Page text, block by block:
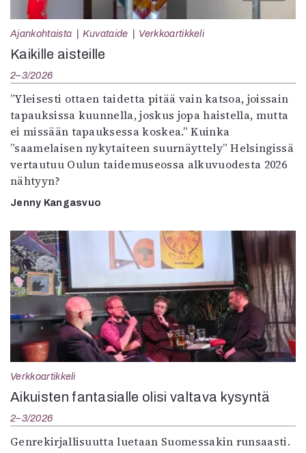
Ajankohtaista Kuvataide Verkkoartikkeli
Kaikille aisteille
2–3/2026
”Yleisesti ottaen taidetta pitää vain katsoa, joissain
tapauksissa kuunnella, joskus jopa haistella, mutta
ei missään tapauksessa koskea.” Kuinka
”saamelaisen nykytaiteen suurnäyttely” Helsingissä
vertautuu Oulun taidemuseossa alkuvuodesta 2026
nähtyyn?
Jenny Kangasvuo
Verkkoartikkeli
Aikuisten fantasialle olisi valtava kysyntä
2–3/2026
Genrekirjallisuutta luetaan Suomessakin runsaasti.